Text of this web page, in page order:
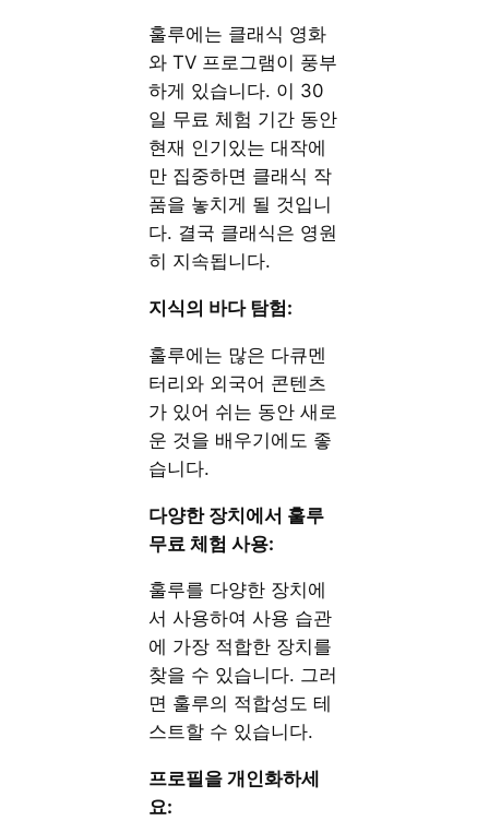
훌루에는 클래식 영화
와 TV 프로그램이 풍부
하게 있습니다. 이 30
일 무료 체험 기간 동안
현재 인기있는 대작에
만 집중하면 클래식 작
품을 놓치게 될 것입니
다. 결국 클래식은 영원
히 지속됩니다.
지식의 바다 탐험:
훌루에는 많은 다큐멘
터리와 외국어 콘텐츠
가 있어 쉬는 동안 새로
운 것을 배우기에도 좋
습니다.
다양한 장치에서 훌루
무료 체험 사용:
훌루를 다양한 장치에
서 사용하여 사용 습관
에 가장 적합한 장치를
찾을 수 있습니다. 그러
면 훌루의 적합성도 테
스트할 수 있습니다.
프로필을 개인화하세
요: